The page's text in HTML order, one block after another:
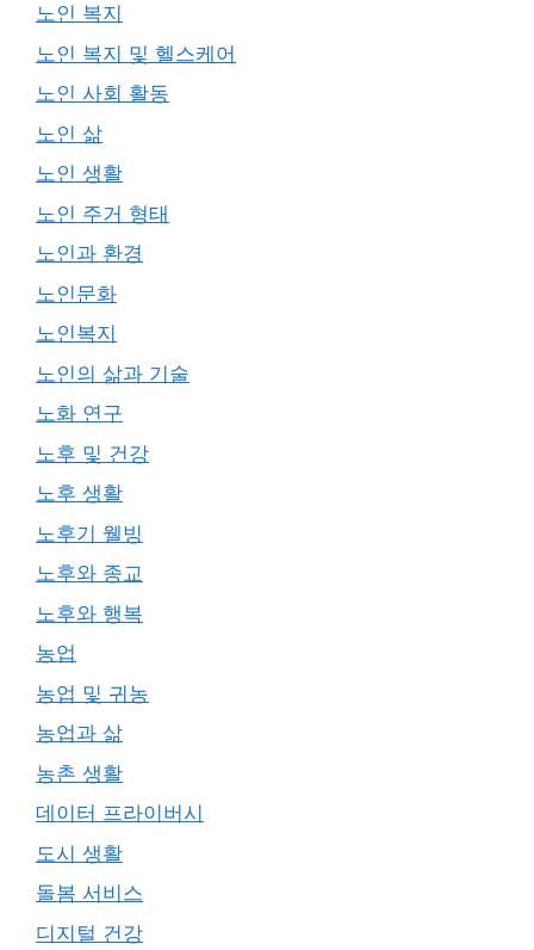
노인 복지
노인 복지 및 헬스케어
노인 사회 활동
노인 삶
노인 생활
노인 주거 형태
노인과 환경
노인문화
노인복지
노인의 삶과 기술
노화 연구
노후 및 건강
노후 생활
노후기 웰빙
노후와 종교
노후와 행복
농업
농업 및 귀농
농업과 삶
농촌 생활
데이터 프라이버시
도시 생활
돌봄 서비스
디지털 건강